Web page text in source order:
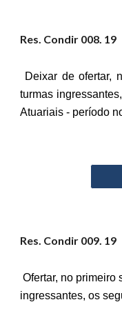
Res. Condir 008. 19
Deixar de ofertar,
turmas
Atuariais - período
Res. Condir 009. 19
Ofertar, no primeiro
ingressantes, os